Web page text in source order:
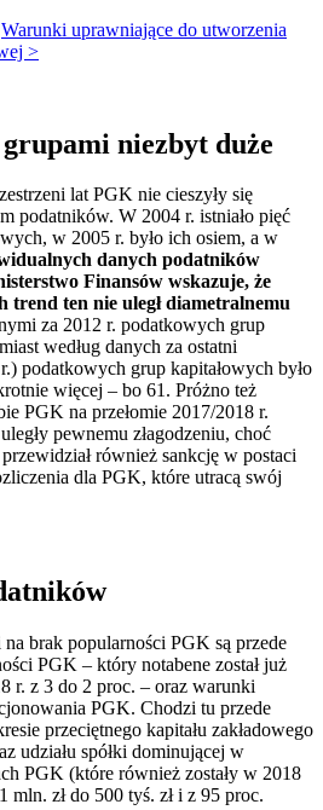
Warunki uprawniające do utworzenia
>
niezbyt duże
lat PGK nie cieszyły się
podatników. W 2004 r. istniało pięć
w 2005 r. było ich osiem, a w
danych podatników
Finansów wskazuje, że
trend ten nie uległ diametralnemu
za 2012 r. podatkowych grup
według danych za ostatni
podatkowych grup kapitałowych było
więcej – bo 61. Próżno też
PGK na przełomie 2017/2018 r.
pewnemu złagodzeniu, choć
również sankcję w postaci
dla PGK, które utracą swój
brak popularności PGK są przede
PGK – który notabene został już
r. z 3 do 2 proc. – oraz warunki
PGK. Chodzi tu przede
przeciętnego kapitału zakładowego
udziału spółki dominującej w
PGK (które również zostały w 2018
zł do 500 tyś. zł i z 95 proc.